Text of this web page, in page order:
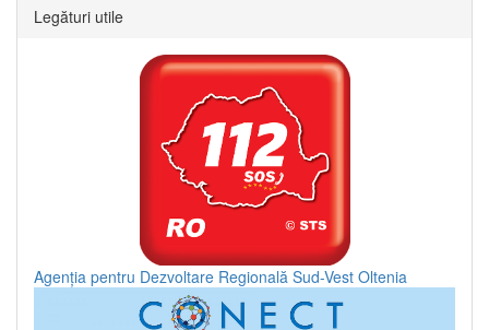
Legături utile
Agenția pentru Dezvoltare Regională Sud-Vest Oltenia